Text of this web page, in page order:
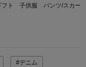
フト 子供服 パンツ/スカー
#デニム